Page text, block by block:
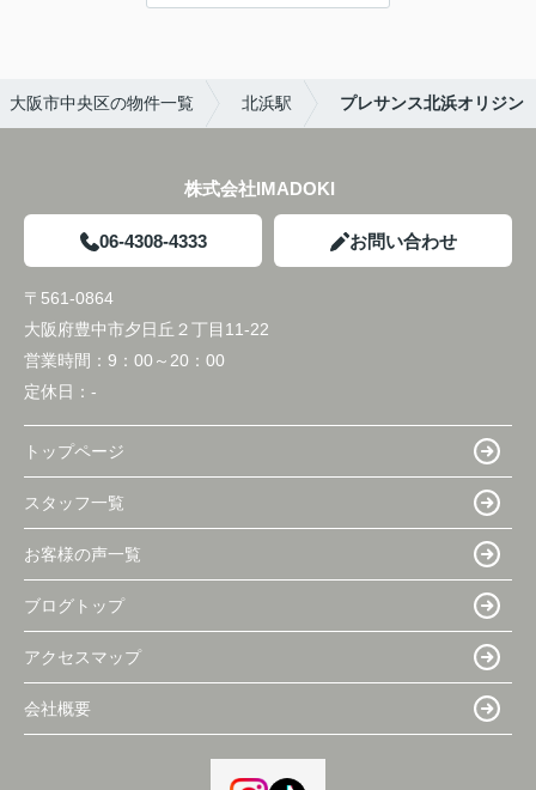
大阪市中央区の物件一覧 北浜駅 プレサンス北浜オリジン
株式会社IMADOKI
06-4308-4333 お問い合わせ
〒561-0864
大阪府豊中市夕日丘２丁目11-22
営業時間： 9：00～20：00
定休日： -
トップページ
スタッフ一覧
お客様の声一覧
ブログトップ
アクセスマップ
会社概要